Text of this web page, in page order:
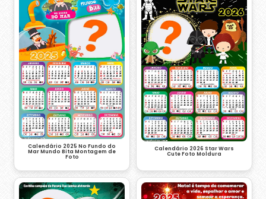
Calendário 2025 No Fundo do
Mar Mundo Bita Montagem de
Foto
Calendário 2026 Star Wars
Cute Foto Moldura